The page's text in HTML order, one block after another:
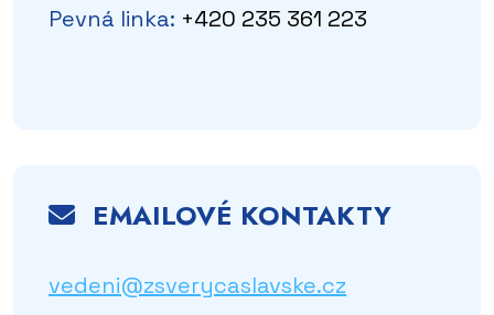
Pevná linka: +420 235 361 223
EMAILOVÉ KONTAKTY
vedeni@zsverycaslavske.cz